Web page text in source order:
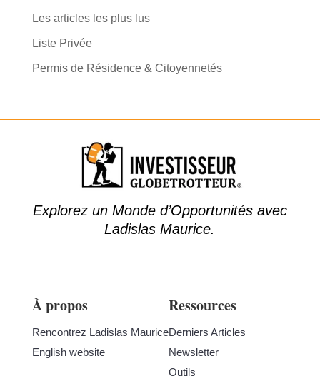
Les articles les plus lus
Liste Privée
Permis de Résidence & Citoyennetés
Explorez un Monde d’Opportunités avec
Ladislas Maurice.
À propos
Rencontrez Ladislas Maurice
English website
Ressources
Derniers Articles
Newsletter
Outils